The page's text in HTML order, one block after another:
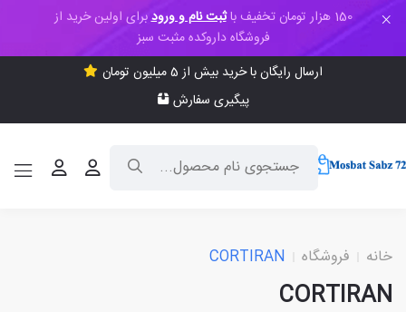
150 هزار تومان تخفیف با ثبت نام و ورودبرای اولین خرید از
فروشگاه داروکده مثبت سبز
ارسال رایگان با خرید بیش از 5 میلیون تومان
پیگیری سفارش
خانه فروشگاه CORTIRAN
CORTIRAN